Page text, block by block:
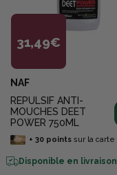
31,49€
NAF
REPULSIF ANTI-
MOUCHES DEET
POWER 750ML
+ 30pointssur la carte
Disponible en livraison